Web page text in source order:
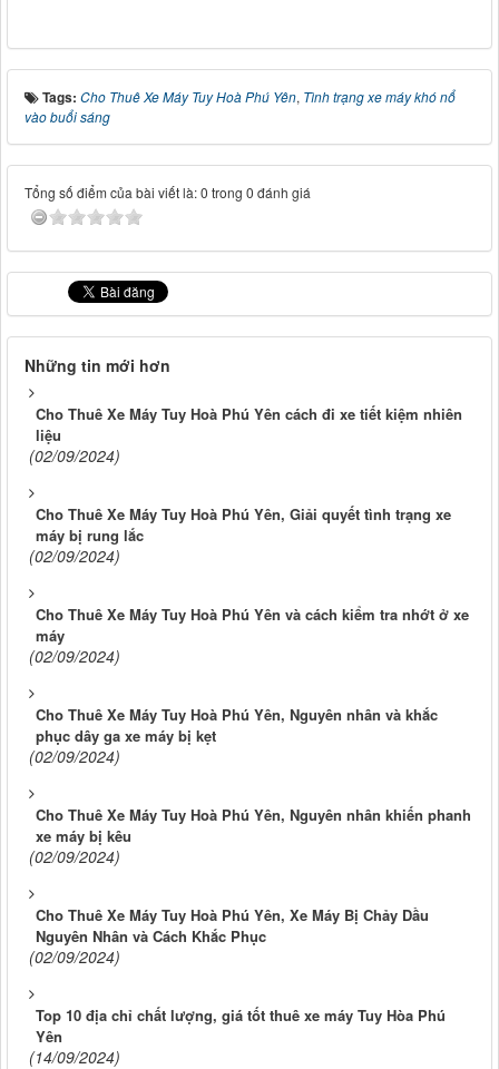
Tags: Cho Thuê Xe Máy Tuy Hoà Phú Yên, Tình trạng xe máy khó nổ
vào buổi sáng
Tổng số điểm của bài viết là: 0 trong 0 đánh giá
Những tin mới hơn
Cho Thuê Xe Máy Tuy Hoà Phú Yên cách đi xe tiết kiệm nhiên
liệu
(02/09/2024)
Cho Thuê Xe Máy Tuy Hoà Phú Yên, Giải quyết tình trạng xe
máy bị rung lắc
(02/09/2024)
Cho Thuê Xe Máy Tuy Hoà Phú Yên và cách kiểm tra nhớt ở xe
máy
(02/09/2024)
Cho Thuê Xe Máy Tuy Hoà Phú Yên, Nguyên nhân và khắc
phục dây ga xe máy bị kẹt
(02/09/2024)
Cho Thuê Xe Máy Tuy Hoà Phú Yên, Nguyên nhân khiến phanh
xe máy bị kêu
(02/09/2024)
Cho Thuê Xe Máy Tuy Hoà Phú Yên, Xe Máy Bị Chảy Dầu
Nguyên Nhân và Cách Khắc Phục
(02/09/2024)
Top 10 địa chỉ chất lượng, giá tốt thuê xe máy Tuy Hòa Phú
Yên
(14/09/2024)